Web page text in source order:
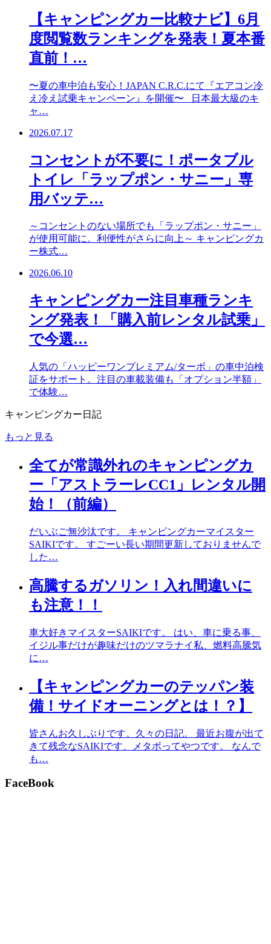
【キャンピングカー比較ナビ】6月
度閲覧数ランキングを発表！夏本番
直前！…
〜夏の車中泊も安心！JAPAN C.R.C.にて『エアコン冷
え冷え試乗キャンペーン』を開催〜 日本最大級のキ
ャ…
2026.07.17
コンセントが不要に！ポータブル
トイレ「ラップポン・サニー」専
用バッテ…
～コンセントのない場所でも「ラップポン・サニー」
が使用可能に。利便性がさらに向上～ キャンピングカ
ー株式…
2026.06.10
キャンピングカー注目車種ランキ
ング発表！「購入前レンタル試乗」
で今選…
人気の「ハッピーワンプレミアム/ターボ」の車中泊検
証をサポート。注目の車載装備も「オプション半額」
で体験…
キャンピングカー日記
もっと見る
全てが常識外れのキャンピングカ
ー「アストラーレCC1」レンタル開
始！（前編）
だいぶご無沙汰です。 キャンピングカーマイスター
SAIKIです。 すごーい長い期間更新しておりませんで
した…
高騰するガソリン！入れ間違いに
も注意！！
車大好きマイスターSAIKIです。 はい、車に乗る事、
イジル事だけが趣味だけのツマラナイ私、燃料高騰気
に…
【キャンピングカーのテッパン装
備！サイドオーニングとは！？】
皆さんお久しぶりです。久々の日記。 最近お腹が出て
きて残念なSAIKIです、メタボってやつです。 なんで
も…
FaceBook